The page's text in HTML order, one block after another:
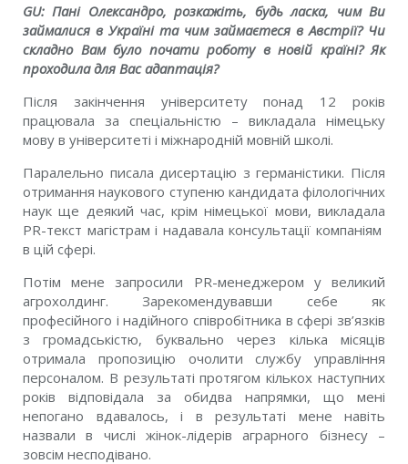
GU: Пані Олександро, розкажіть, будь ласка, чим Ви
займалися в Україні та чим займаєтеся в Австрії? Чи
складно Вам було почати роботу в новій країні? Як
проходила для Вас адаптація?
Після закінчення університету понад 12 років
працювала за спеціальністю – викладала німецьку
мову в університеті і міжнародній мовній школі.
Паралельно писала дисертацію з германістики. Після
отримання наукового ступеню кандидата філологічних
наук ще деякий час, крім німецької мови, викладала
PR-текст магістрам і надавала консультації компаніям
в цій сфері.
Потім мене запросили PR-менеджером у великий
агрохолдинг. Зарекомендувавши себе як
професійного і надійного співробітника в сфері зв’язків
з громадськістю, буквально через кілька місяців
отримала пропозицію очолити службу управління
персоналом. В результаті протягом кількох наступних
років відповідала за обидва напрямки, що мені
непогано вдавалось, і в результаті мене навіть
назвали в числі жінок-лідерів аграрного бізнесу –
зовсім несподівано.